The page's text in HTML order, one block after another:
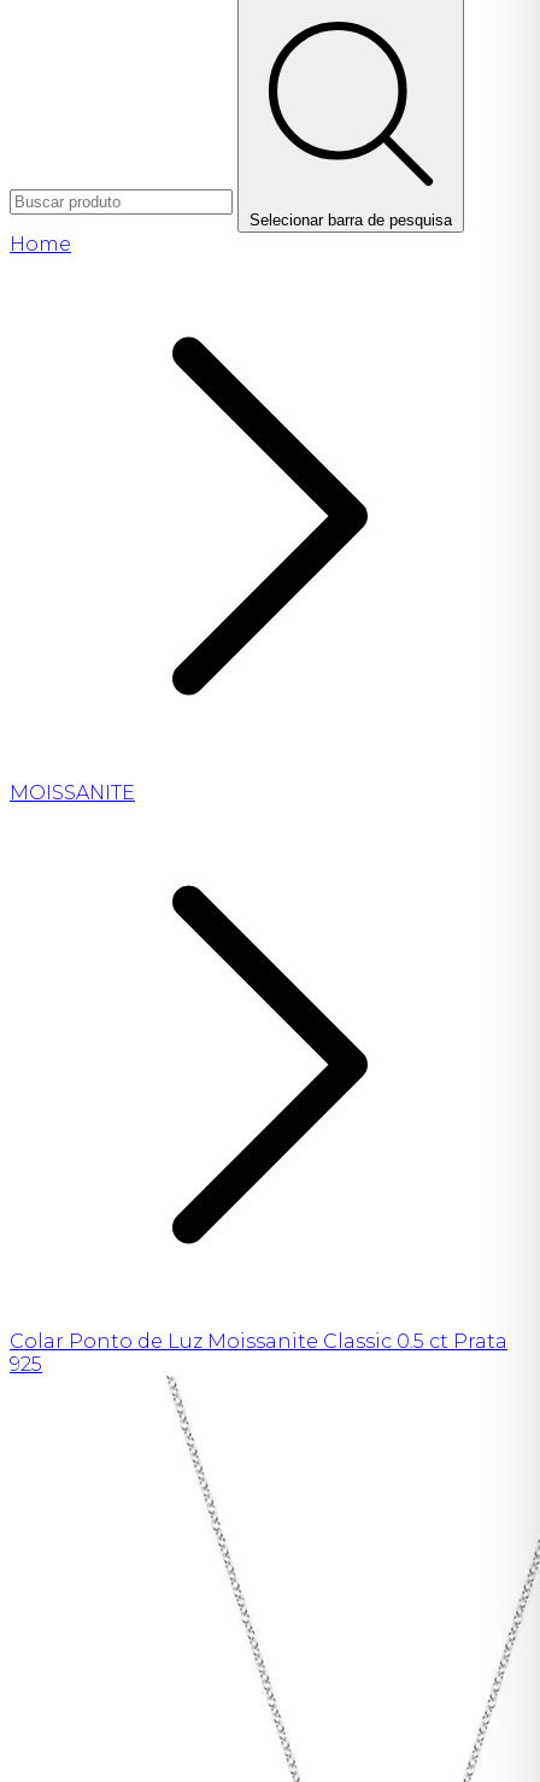
Selecionar barra de pesquisa
Home
MOISSANITE
Colar Ponto de Luz Moissanite Classic 0.5 ct Prata
925